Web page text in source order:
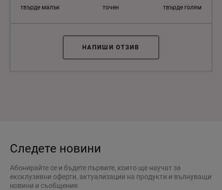
твърде малък точен твърде голям
НАПИШИ ОТЗИВ
Следете новини
Абонирайте се и бъдете първите, които ще научат за
ексклузивни оферти, актуализации на продукти и вълнуващи
новини и съобщения